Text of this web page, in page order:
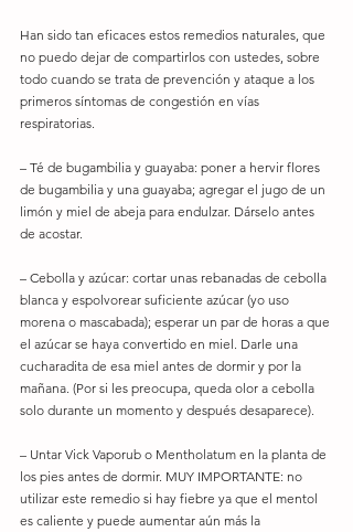
Han sido tan eficaces estos remedios naturales, que
no puedo dejar de compartirlos con ustedes, sobre
todo cuando se trata de prevención y ataque a los
primeros síntomas de congestión en vías
respiratorias.
– Té de bugambilia y guayaba: poner a hervir flores
de bugambilia y una guayaba; agregar el jugo de un
limón y miel de abeja para endulzar. Dárselo antes
de acostar.
– Cebolla y azúcar: cortar unas rebanadas de cebolla
blanca y espolvorear suficiente azúcar (yo uso
morena o mascabada); esperar un par de horas a que
el azúcar se haya convertido en miel. Darle una
cucharadita de esa miel antes de dormir y por la
mañana. (Por si les preocupa, queda olor a cebolla
solo durante un momento y después desaparece).
– Untar Vick Vaporub o Mentholatum en la planta de
los pies antes de dormir. MUY IMPORTANTE: no
utilizar este remedio si hay fiebre ya que el mentol
es caliente y puede aumentar aún más la